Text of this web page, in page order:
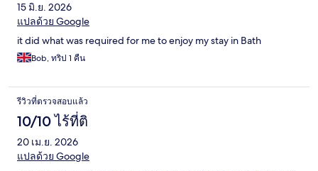
15 มิ.ย. 2026
แปลด้วย Google
it did what was required for me to enjoy my stay in Bath
Bob, ทริป 1 คืน
รีวิวที่ตรวจสอบแล้ว
10/10 ไร้ที่ติ
20 เม.ย. 2026
แปลด้วย Google